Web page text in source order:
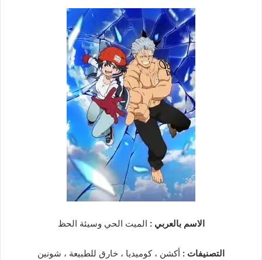
الاسم بالعربي : الميت الحي وسيئة الحظ
التصنيفات : أكشن ، كوميديا ، خارق للطبيعة ، شونين